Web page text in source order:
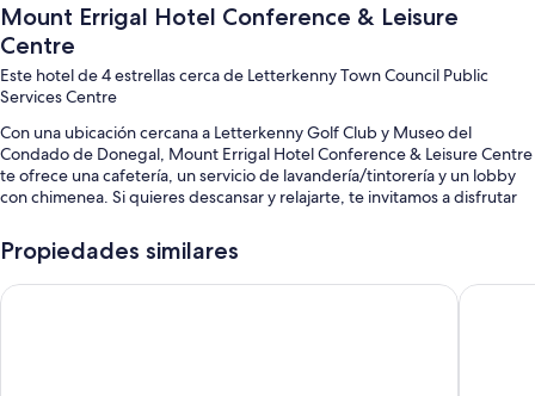
Mount Errigal Hotel Conference & Leisure
Centre
Este hotel de 4 estrellas cerca de Letterkenny Town Council Public
Services Centre
Con una ubicación cercana a Letterkenny Golf Club y Museo del
Condado de Donegal, Mount Errigal Hotel Conference & Leisure Centre
te ofrece una cafetería, un servicio de lavandería/tintorería y un lobby
con chimenea. Si quieres descansar y relajarte, te invitamos a disfrutar
bar, una sala de fitness y wifi gratis en la habitación para todos los
huéspedes.
También se incluyen los siguientes beneficios:
Propiedades similares
McGettigan's Hotel Letterkenny